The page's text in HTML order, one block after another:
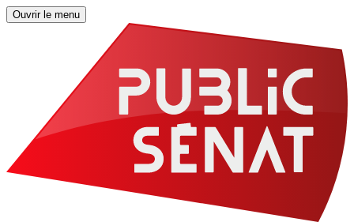
Ouvrir le menu